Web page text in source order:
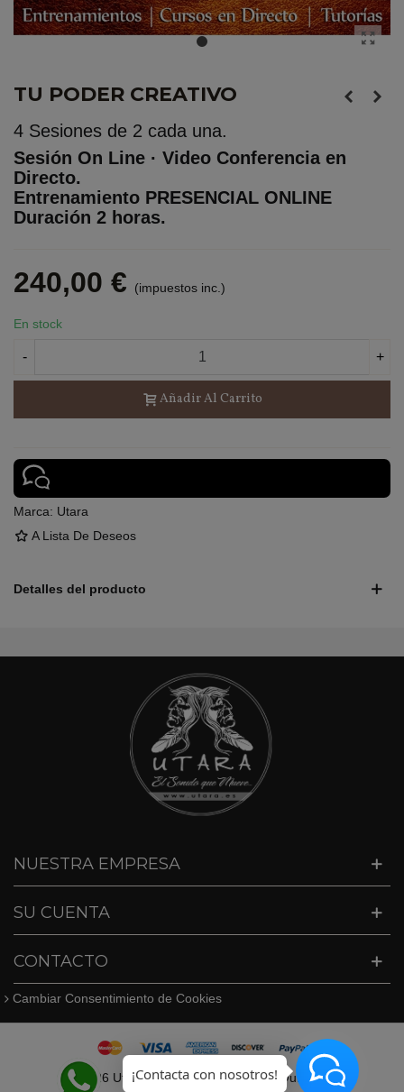
TU PODER CREATIVO
4 Sesiones de 2 cada una.
Sesión On Line · Video Conferencia en
Directo.
Entrenamiento PRESENCIAL ONLINE
Duración 2 horas.
240,00 € (impuestos inc.)
En stock
- +
Añadir Al Carrito
Marca: Utara
A Lista De Deseos
Detalles del producto
NUESTRA EMPRESA
SU CUENTA
CONTACTO
Cambiar Consentimiento de Cookies
© 2026 Utara · Tel. 627409747 · info@utara.es
¡Contacta con nosotros!